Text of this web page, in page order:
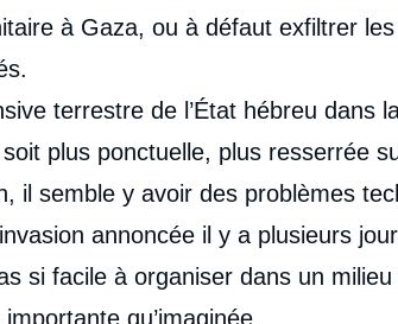
à Gaza, ou à défaut exfiltrer
terrestre de l’État hébreu dans
plus ponctuelle, plus resserrée
il semble y avoir des problèmes
annoncée il y a plusieurs
si facile à organiser dans un
qu’imaginée.